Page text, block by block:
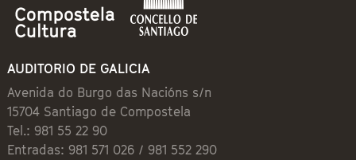
AUDITORIO DE GALICIA
Avenida do Burgo das Nacións s/n
15704 Santiago de Compostela
Tel.: 981 55 22 90
Entradas: 981 571 026 / 981 552 290